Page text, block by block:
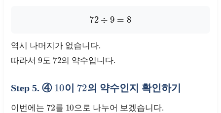
72 =
역시 나머지가 없습니다.
따라서 9도 72의 약수입니다.
Step 5. ④ 10이 72의 약수인지 확인하기
이번에는 72를 10으로 나누어 보겠습니다.